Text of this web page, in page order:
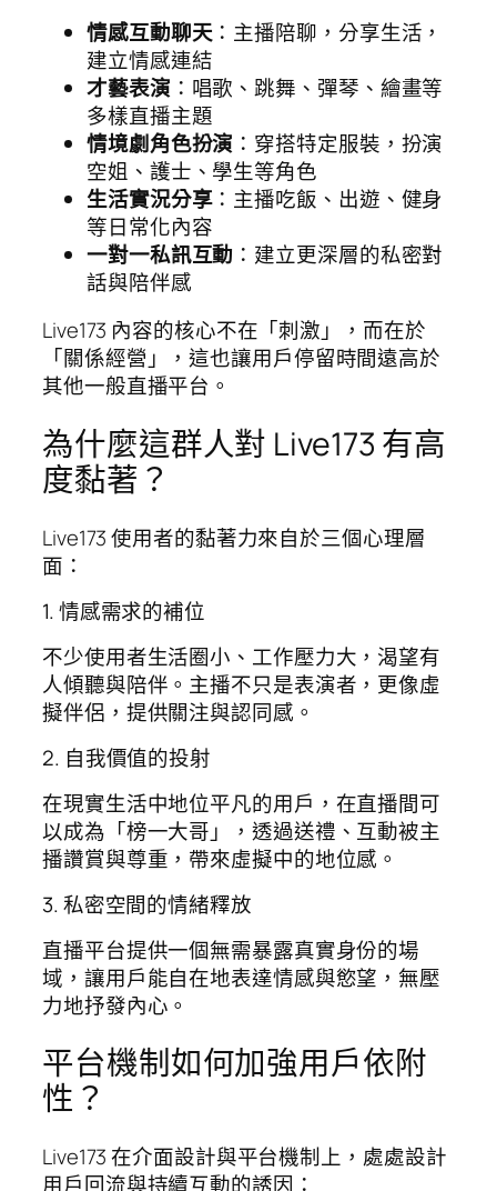
情感互動聊天：主播陪聊，分享生活，
建立情感連結
才藝表演 ：唱歌、跳舞、彈琴、繪畫等
多樣直播主題
情境劇角色扮演 ：穿搭特定服裝，扮演
空姐、護士、學生等角色
生活實況分享：主播吃飯、出遊、健身
等日常化內容
一對一私訊互動 ：建立更深層的私密對
話與陪伴感
Live173 內容的核心不在「刺激」，而在於
「關係經營」，這也讓用戶停留時間遠高於
其他一般直播平台。
為什麼這群人對 Live173 有高
度黏著？
Live173 使用者的黏著力來自於三個心理層
面：
1. 情感需求的補位
不少使用者生活圈小、工作壓力大，渴望有
人傾聽與陪伴。主播不只是表演者，更像虛
擬伴侶，提供關注與認同感。
2. 自我價值的投射
在現實生活中地位平凡的用戶，在直播間可
以成為「榜一大哥」，透過送禮、互動被主
播讚賞與尊重，帶來虛擬中的地位感。
3. 私密空間的情緒釋放
直播平台提供一個無需暴露真實身份的場
域，讓用戶能自在地表達情感與慾望，無壓
力地抒發內心。
平台機制如何加強用戶依附
性？
Live173 在介面設計與平台機制上，處處設計
用戶回流與持續互動的誘因：